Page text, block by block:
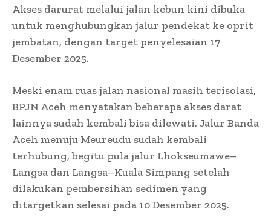
Akses darurat melalui jalan kebun kini dibuka
untuk menghubungkan jalur pendekat ke oprit
jembatan, dengan target penyelesaian 17
Desember 2025.
Meski enam ruas jalan nasional masih terisolasi,
BPJN Aceh menyatakan beberapa akses darat
lainnya sudah kembali bisa dilewati. Jalur Banda
Aceh menuju Meureudu sudah kembali
terhubung, begitu pula jalur Lhokseumawe–
Langsa dan Langsa–Kuala Simpang setelah
dilakukan pembersihan sedimen yang
ditargetkan selesai pada 10 Desember 2025.